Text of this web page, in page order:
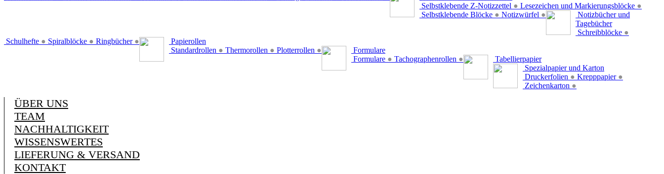
Selbstklebende Z-Notizzettel ● Lesezeichen und Markierungsblöcke ●
Selbstklebende Blöcke ● Notizwürfel ●
Notizbücher und
Tagebücher
Schreibblöcke ●
Schulhefte ● Spiralblöcke ● Ringbücher ●
Papierollen
Standardrollen ● Thermorollen ● Plotterrollen ●
Formulare
Formulare ● Tachographenrollen ●
Tabellierpapier
Spezialpapier und Karton
Druckerfolien ● Krepppapier ●
Zeichenkarton ●
ÜBER UNS
TEAM
NACHHALTIGKEIT
WISSENSWERTES
LIEFERUNG & VERSAND
KONTAKT